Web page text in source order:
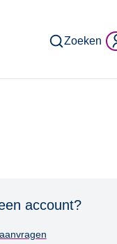
Zoeken
account?